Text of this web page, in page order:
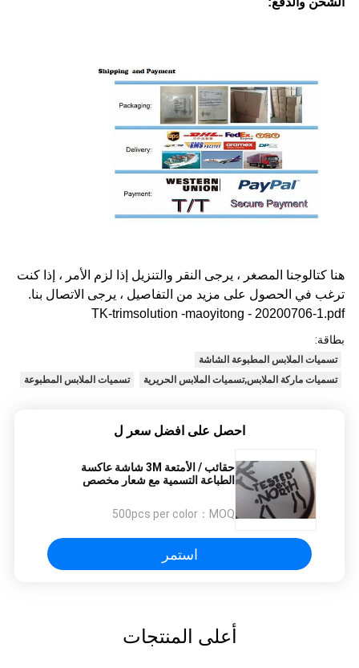
هنا كتالوجنا المصغر ، يرجى النقر والتنزيل إذا لزم الأمر ، إذا كنت
ترغب في الحصول على مزيد من التفاصيل ، يرجى الاتصال بنا.
TK-trimsolution -maoyitong - 20200706-1.pdf
بطاقة:
تسميات الملابس المطبوعة الشاشة
تسميات ماركة الملابس,تسميات الملابس الحريرية
تسميات الملابس المطبوعة
احصل على افضل سعر ل
حقائب / الأمتعة 3M شاشة عاكسة
الطباعة التسمية مع شعار مخصص
MOQ：
500pcs per color
استمر
أعلى المنتجات